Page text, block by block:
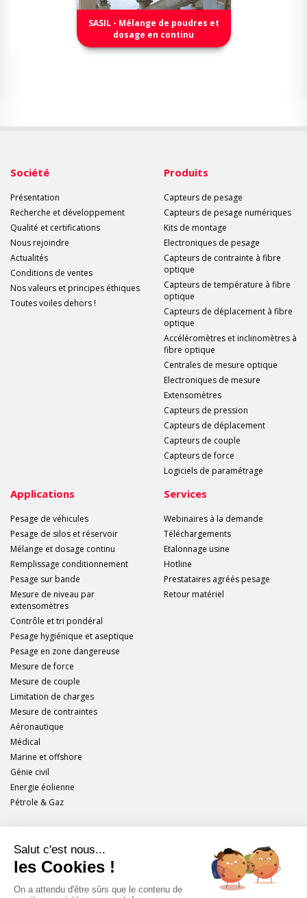
SASIL - Mélange de poudres et
dosage en continu
Société
Présentation
Recherche et développement
Qualité et certifications
Nous rejoindre
Actualités
Conditions de ventes
Nos valeurs et principes éthiques
Toutes voiles dehors !
Produits
Capteurs de pesage
Capteurs de pesage numériques
Kits de montage
Electroniques de pesage
Capteurs de contrainte à fibre
optique
Capteurs de température à fibre
optique
Capteurs de déplacement à fibre
optique
Accéléromètres et inclinomètres à
fibre optique
Centrales de mesure optique
Electroniques de mesure
Extensomètres
Capteurs de pression
Capteurs de déplacement
Capteurs de couple
Capteurs de force
Logiciels de paramétrage
Applications
Pesage de véhicules
Pesage de silos et réservoir
Mélange et dosage continu
Remplissage conditionnement
Pesage sur bande
Mesure de niveau par
extensomètres
Contrôle et tri pondéral
Pesage hygiénique et aseptique
Pesage en zone dangereuse
Mesure de force
Mesure de couple
Limitation de charges
Mesure de contraintes
Aéronautique
Médical
Marine et offshore
Génie civil
Energie éolienne
Pétrole & Gaz
Services
Webinaires à la demande
Téléchargements
Etalonnage usine
Hotline
Prestataires agréés pesage
Retour matériel
Plan du site
Mentions légales
Cookies et Protection des données